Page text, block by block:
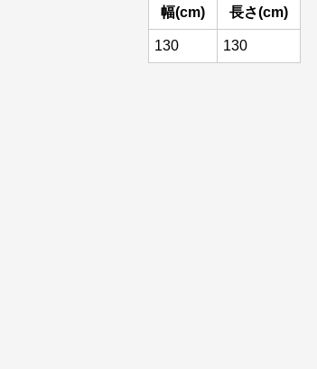
幅(cm) 長さ(cm)
130 130